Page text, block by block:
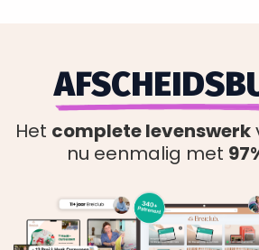
Het complete levenswerk
nu eenmalig met